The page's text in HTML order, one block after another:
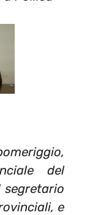
del
segretario
e